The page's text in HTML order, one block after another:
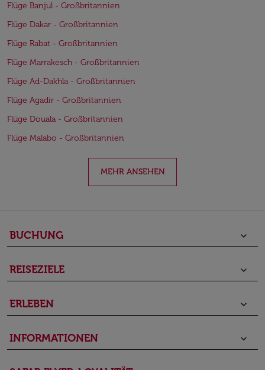
Flüge Banjul - Großbritannien
Flüge Dakar - Großbritannien
Flüge Rabat - Großbritannien
Flüge Marrakesch - Großbritannien
Flüge Ad-Dakhla - Großbritannien
Flüge Agadir - Großbritannien
Flüge Douala - Großbritannien
Flüge Malabo - Großbritannien
MEHR ANSEHEN
BUCHUNG keyboard_arrow_down
REISEZIELE keyboard_arrow_down
ERLEBEN keyboard_arrow_down
INFORMATIONEN keyboard_arrow_down